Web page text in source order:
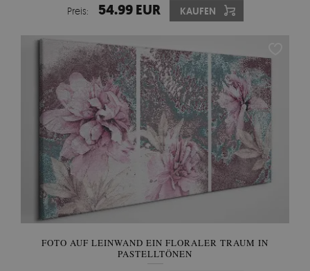
Preis: 54.99 EUR KAUFEN
FOTO AUF LEINWAND EIN FLORALER TRAUM IN
PASTELLTÖNEN